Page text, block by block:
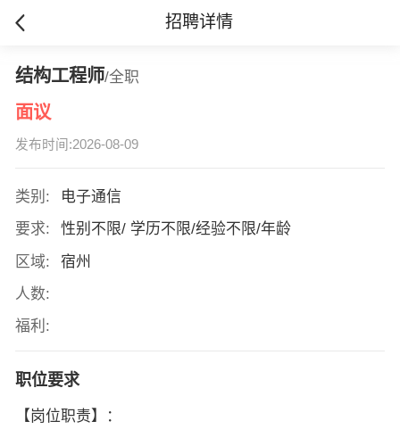
招聘详情
结构工程师/全职
面议
发布时间:2026-08-09
类别:
电子通信
要求:
性别不限/ 学历不限/经验不限/年龄
区域:
宿州
人数:
福利:
职位要求
【岗位职责】：